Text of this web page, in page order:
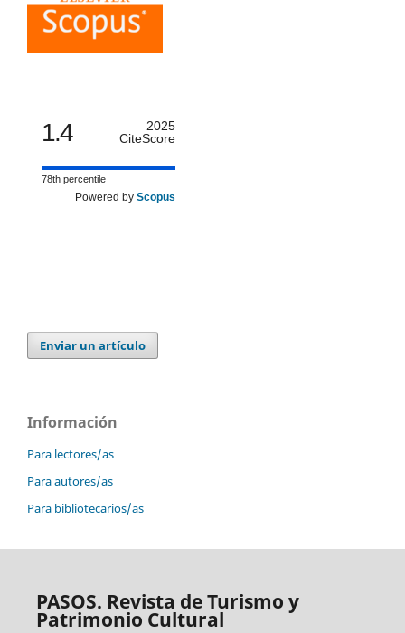
1.4
2025
CiteScore
78th percentile
Powered by Scopus
Enviar un artículo
Información
Para lectores/as
Para autores/as
Para bibliotecarios/as
PASOS. Revista de Turismo y
Patrimonio Cultural